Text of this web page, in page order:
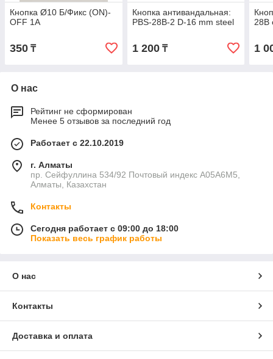
Кнопка Ø10 Б/Фикс (ON)-
OFF 1А
350 ₸
Кнопка антивандальная:
PBS-28B-2 D-16 mm steel
1 200₸
28B
1
О нас
Рейтинг не сформирован
Менее 5 отзывов за последний год
Работает с 22.10.2019
г. Алматы
пр. Сейфуллина 534/92 Почтовый индекс A05A6M5,
Алматы, Казахстан
Контакты
Сегодня работает с 09:00 до 18:00
Показать весь график работы
О нас
Контакты
Доставка и оплата